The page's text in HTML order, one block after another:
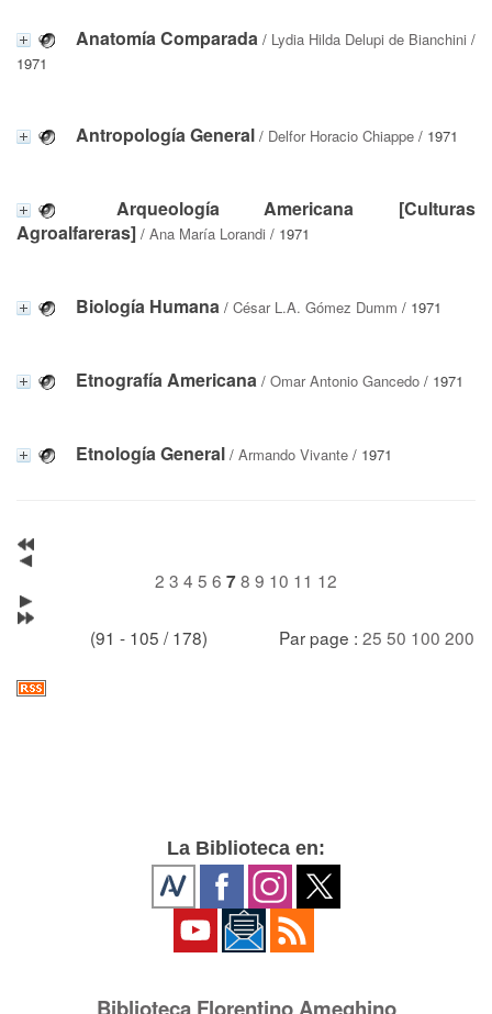
Anatomía Comparada / Lydia Hilda Delupi de Bianchini /
1971
Antropología General / Delfor Horacio Chiappe / 1971
Arqueología Americana [Culturas
Agroalfareras] / Ana María Lorandi / 1971
Biología Humana / César L.A. Gómez Dumm / 1971
Etnografía Americana / Omar Antonio Gancedo / 1971
Etnología General / Armando Vivante / 1971
2 3 4 5 6 78 9 10 11 12
(91 - 105 / 178) Par page : 25 50 100 200
La Biblioteca en:
Biblioteca Florentino Ameghino